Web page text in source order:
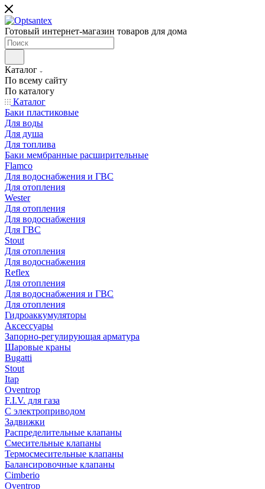
Готовый интернет-магазин товаров для дома
Каталог
По всему сайту
По каталогу
Каталог
Баки пластиковые
Для воды
Для душа
Для топлива
Баки мембранные расширительные
Flamco
Для водоснабжения и ГВС
Для отопления
Wester
Для отопления
Для водоснабжения
Для ГВС
Stout
Для отопления
Для водоснабжения
Reflex
Для отопления
Для водоснабжения и ГВС
Для отопления
Гидроаккумуляторы
Аксессуары
Запорно-регулирующая арматура
Шаровые краны
Bugatti
Stout
Itap
Oventrop
F.I.V. для газа
С электроприводом
Задвижки
Распределительные клапаны
Cмесительные клапаны
Термосмесительные клапаны
Балансировочные клапаны
Cimberio
Oventrop